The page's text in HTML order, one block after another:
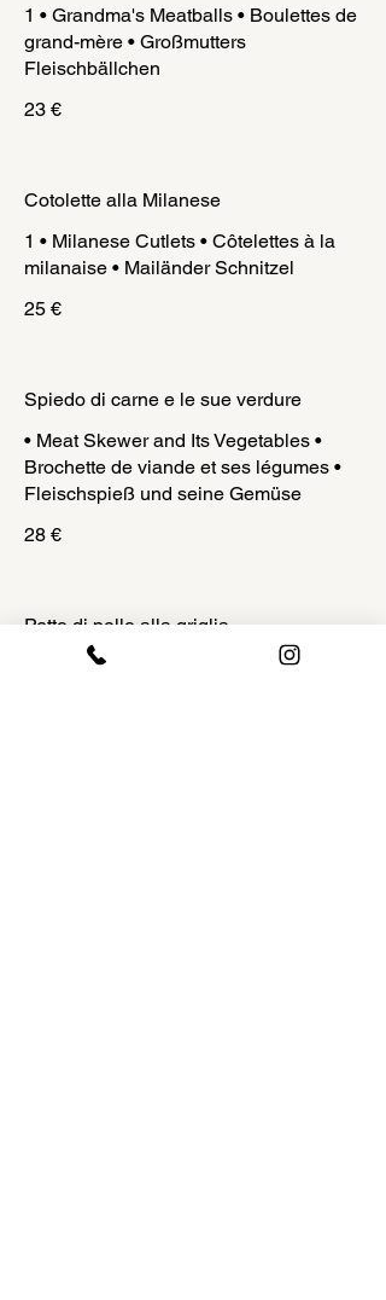
1 • Grandma's Meatballs • Boulettes de
grand-mère • Großmutters
Fleischbällchen
23 €
Cotolette alla Milanese
1 • Milanese Cutlets • Côtelettes à la
milanaise • Mailänder Schnitzel
25 €
Spiedo di carne e le sue verdure
• Meat Skewer and Its Vegetables •
Brochette de viande et ses légumes •
Fleischspieß und seine Gemüse
28 €
Petto di pollo alla griglia
• Grilled chicken breast • Blanc de